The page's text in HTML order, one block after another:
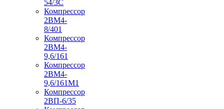
54/3С
Компрессор
2ВМ4-
8/401
Компрессор
2ВМ4-
9,6/161
Компрессор
2ВМ4-
9,6/161М1
Компрессор
2ВП-6/35